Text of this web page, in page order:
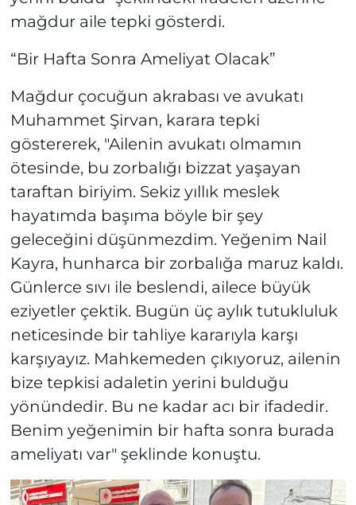
mağdur aile tepki gösterdi.
“Bir Hafta Sonra Ameliyat Olacak”
Mağdur çocuğun akrabası ve avukatı
Muhammet Şirvan, karara tepki
göstererek, "Ailenin avukatı olmamın
ötesinde, bu zorbalığı bizzat yaşayan
taraftan biriyim. Sekiz yıllık meslek
hayatımda başıma böyle bir şey
geleceğini düşünmezdim. Yeğenim Nail
Kayra, hunharca bir zorbalığa maruz kaldı.
Günlerce sıvı ile beslendi, ailece büyük
eziyetler çektik. Bugün üç aylık tutukluluk
neticesinde bir tahliye kararıyla karşı
karşıyayız. Mahkemeden çıkıyoruz, ailenin
bize tepkisi adaletin yerini bulduğu
yönündedir. Bu ne kadar acı bir ifadedir.
Benim yeğenimin bir hafta sonra burada
ameliyatı var" şeklinde konuştu.